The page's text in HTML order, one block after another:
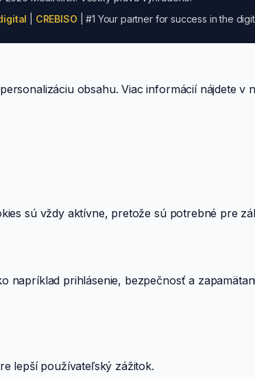
CREBISO | #1 Your partner for success in the
obsahu. Viac informácií nájdete v
sú vždy aktívne, pretože sú potrebné pre
prihlásenie, bezpečnosť a
lepší používateľský zážitok.